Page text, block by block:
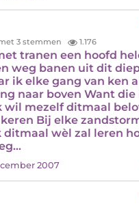
3 stemmen 1.176
tranen een hoofd
weg banen uit dit
ik elke gang van ken
naar boven Want die
wil mezelf ditmaal
Bij elke
ditmaal wèl zal leren
2007